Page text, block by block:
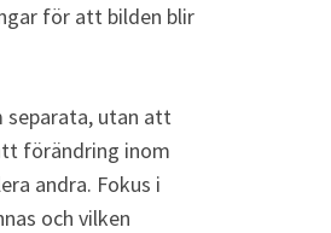
för att bilden blir
separata, utan att
förändring inom
andra. Fokus i
och vilken